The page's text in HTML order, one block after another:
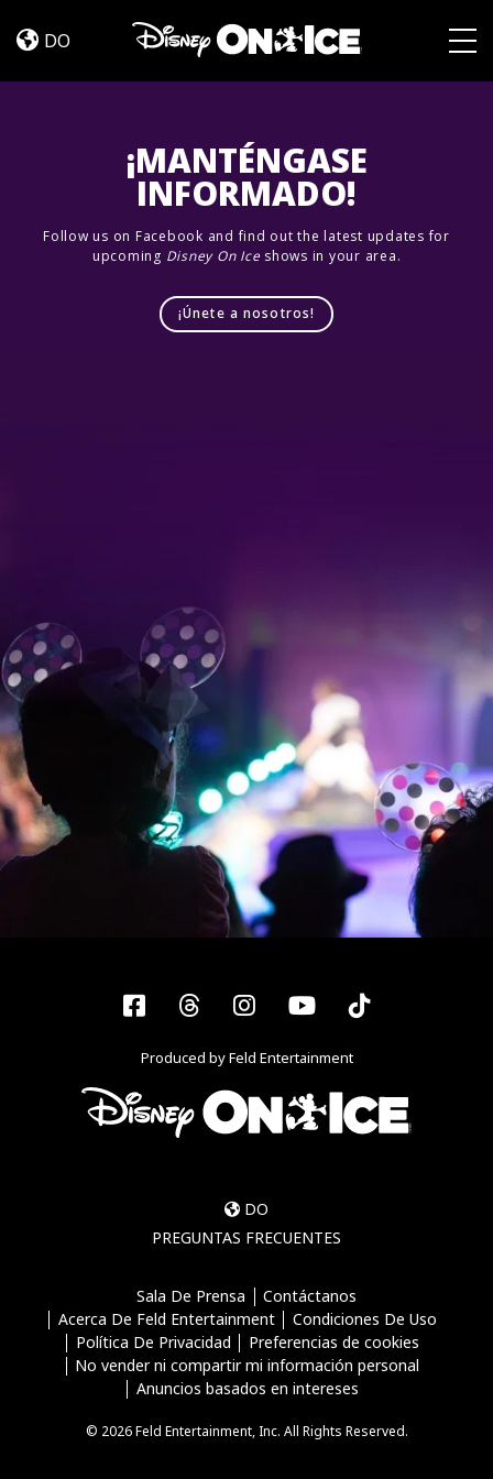
Dance
DO
¡MANTÉNGASE
INFORMADO!
Follow us on Facebook and find out the latest updates for
upcoming Disney On Iceshows in your area.
¡Únete a nosotros!
Facebook
ThreadsInstagram
YouTubeTiktok
Produced by Feld Entertainment
DO
PREGUNTAS FRECUENTES
Sala De Prensa
Contáctanos
Acerca De Feld Entertainment
Condiciones De Uso
Política De Privacidad
Preferencias de cookies
No vender ni compartir mi información personal
Anuncios basados en intereses
© 2026 Feld Entertainment, Inc. All Rights Reserved.